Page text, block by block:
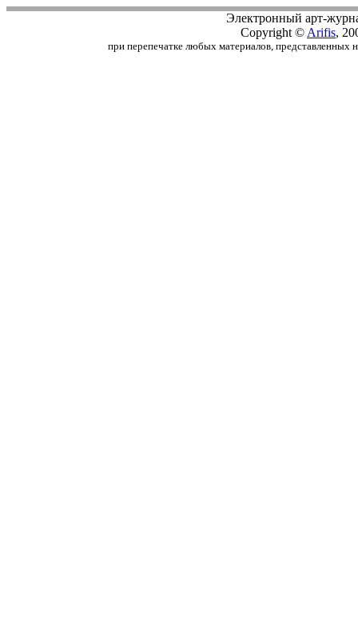
Электронный арт-
Copyright © Arifis,
при перепечатке любых материалов, представленных